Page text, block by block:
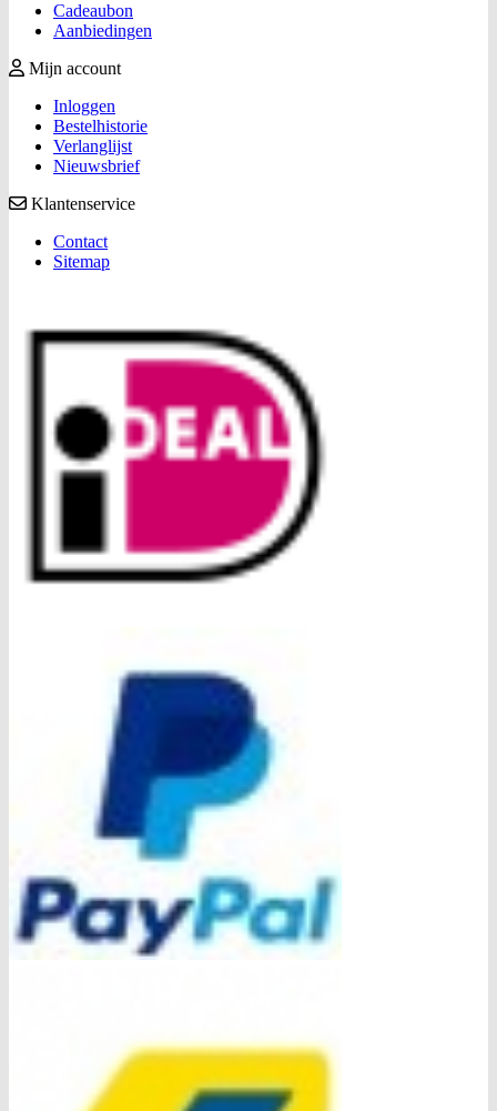
Cadeaubon
Aanbiedingen
Mijn account
Inloggen
Bestelhistorie
Verlanglijst
Nieuwsbrief
Klantenservice
Contact
Sitemap